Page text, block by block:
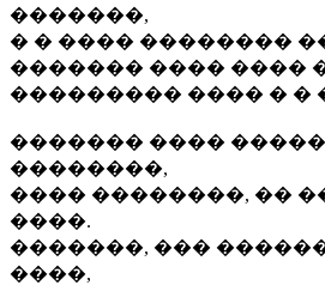
�������,
� � ���� ��������
������� ���� ����
��������� ���� � �
������� ����
��������,
���� ��������, ��
����.
�������, ���
����,